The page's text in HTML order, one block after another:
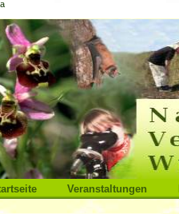
Veranstaltungen